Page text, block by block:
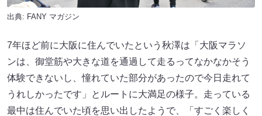
出典: FANY マガジン
7年ほど前に大阪に住んでいたという秋澤は「大阪マラソ
ンは、御堂筋や大きな道を通過して走るってなかなかそう
体験できないし、憧れていた部分があったので今日走れて
うれしかったです」とルートに大満足の様子。走っている
最中は住んでいた頃を思い出したようで、「すごく楽しく